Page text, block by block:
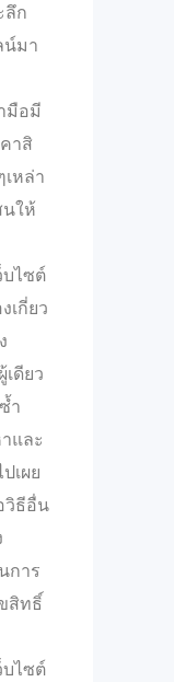
ลึก
น์มา
มือมี
าสิ
หล่า
ให้
บไซต์
เกี่ยว
ดียว
ำ
และ
เผย
วิธีอื่น
การ
สิทธิ์
บไซต์